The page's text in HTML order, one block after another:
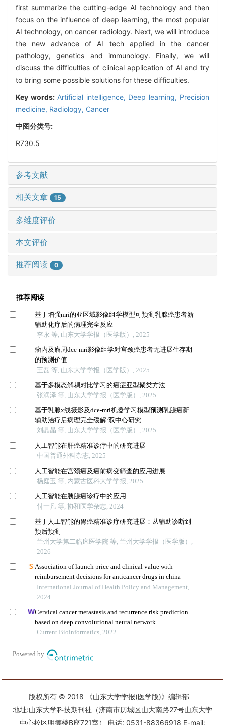
first summarize the cutting-edge AI technology and then
focus on the influence of deep learning, the most popular
AI technology, on cancer radiology. Next, we will introduce
the new advance of AI tech applied in the cancer
pathology, genetics and immunology. Finally, we will
discuss the difficulties of clinical application of AI and try
to bring some possible solutions for these difficulties.
Key words: Artificial intelligence, Deep learning, Precision
medicine, Radiology, Cancer
中图分类号:
R730.5
参考文献
相关文章 15
多维度评价
本文评价
推荐阅读 0
版权所有 © 2018 《山东大学学报(医学版)》编辑部
地址:山东大学科技期刊社（济南市历城区山大南路27号山东大学
中心校区明德楼B座721室） 电话: 0531-88366918 E-mail: